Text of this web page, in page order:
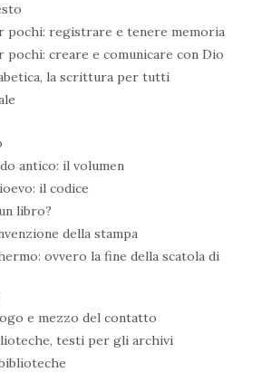
pochi: registrare e tenere memoria
creare e comunicare con Dio
la scrittura per tutti
antico: il volumen
il codice
libro?
della stampa
ovvero la fine della scatola di
e mezzo del contatto
testi per gli archivi